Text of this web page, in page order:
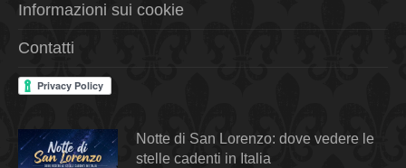
Informazioni sui cookie
Contatti
Notte di San Lorenzo: dove vedere le
stelle cadenti in Italia